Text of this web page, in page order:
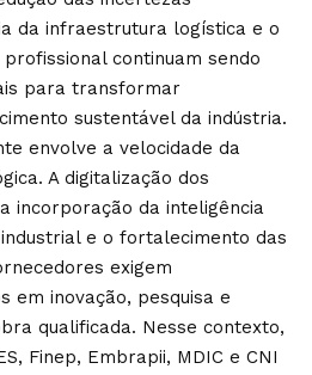
da infraestrutura logística e o
continuam sendo
para transformar
sustentável da indústria.
envolve a velocidade da
A digitalização dos
incorporação da inteligência
e o fortalecimento das
exigem
em inovação, pesquisa e
qualificada. Nesse contexto,
Finep, Embrapii, MDIC e CNI